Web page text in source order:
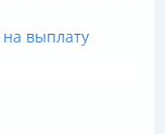
выплату
получении